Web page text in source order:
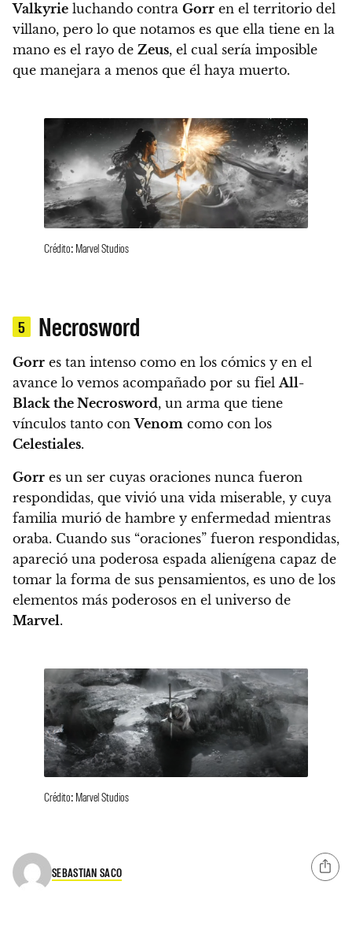
Valkyrie luchando contra Gorr en el territorio del
villano, pero lo que notamos es que ella tiene en la
mano es el rayo de Zeus, el cual sería imposible
que manejara a menos que él haya muerto.
Crédito: Marvel Studios
5 Necrosword
Gorr es tan intenso como en los cómics y en el
avance lo vemos acompañado por su fielAll-
Black the Necrosword, un arma que tiene
vínculos tanto conVenom como con los
Celestiales.
Gorr es un ser cuyas oraciones nunca fueron
respondidas, que vivió una vida miserable, y cuya
familia murió de hambre y enfermedad mientras
oraba. Cuando sus “oraciones” fueron respondidas,
apareció una poderosa espada alienígena capaz de
tomar la forma de sus pensamientos, es uno de los
elementos más poderosos en el universo de
Marvel.
Crédito: Marvel Studios
SEBASTIAN SACO